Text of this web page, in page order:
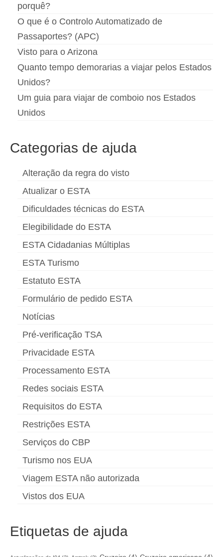
porquê?
O que é o Controlo Automatizado de
Passaportes? (APC)
Visto para o Arizona
Quanto tempo demorarias a viajar pelos Estados
Unidos?
Um guia para viajar de comboio nos Estados
Unidos
Categorias de ajuda
Alteração da regra do visto
Atualizar o ESTA
Dificuldades técnicas do ESTA
Elegibilidade do ESTA
ESTA Cidadanias Múltiplas
ESTA Turismo
Estatuto ESTA
Formulário de pedido ESTA
Notícias
Pré-verificação TSA
Privacidade ESTA
Processamento ESTA
Redes sociais ESTA
Requisitos do ESTA
Restrições ESTA
Serviços do CBP
Turismo nos EUA
Viagem ESTA não autorizada
Vistos dos EUA
Etiquetas de ajuda